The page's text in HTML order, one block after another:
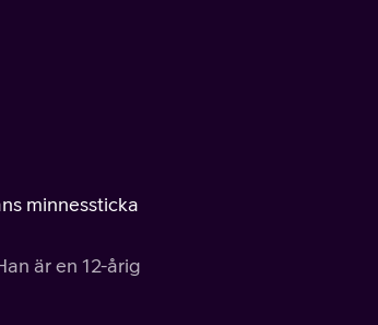
minnessticka
är en 12-årig